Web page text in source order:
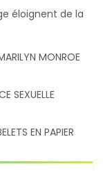
éloignent de la
MONROE
SEXUELLE
EN PAPIER